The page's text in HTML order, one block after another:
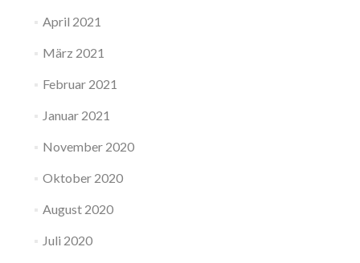
April 2021
März 2021
Februar 2021
Januar 2021
November 2020
Oktober 2020
August 2020
Juli 2020